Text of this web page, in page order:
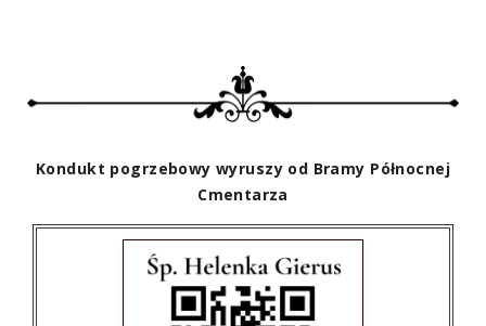
Kondukt pogrzebowy wyruszy od Bramy Północnej
Cmentarza